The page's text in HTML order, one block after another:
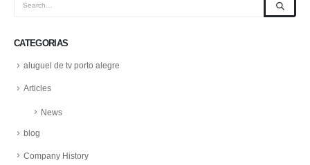
CATEGORIAS
aluguel de tv porto alegre
Articles
News
blog
Company History